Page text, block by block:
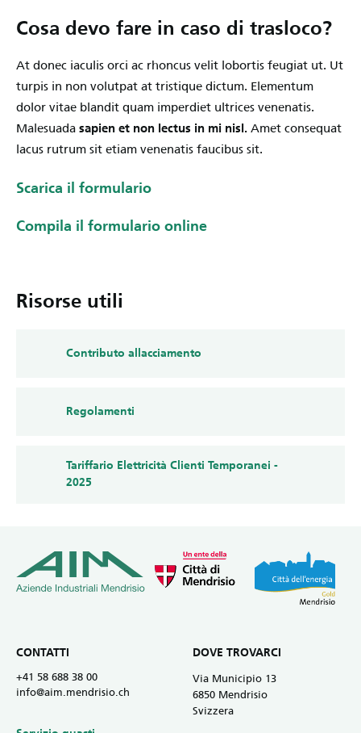
Cosa devo fare in caso di trasloco?
At donec iaculis orci ac rhoncus velit lobortis feugiat ut. Ut
turpis in non volutpat at tristique dictum. Elementum
dolor vitae blandit quam imperdiet ultrices venenatis.
Malesuada sapien et non lectus in mi nisl. Amet consequat
lacus rutrum sit etiam venenatis faucibus sit.
Scarica il formulario
Compila il formulario online
Risorse utili
Contributo allacciamento
Regolamenti
Tariffario Elettricità Clienti Temporanei -
2025
CONTATTI
+41 58 688 38 00
info@aim.mendrisio.ch
DOVE TROVARCI
Via Municipio 13
6850 Mendrisio
Svizzera